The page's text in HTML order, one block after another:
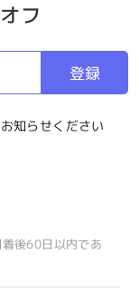
フ
登録
知らせください
後60日以内であ